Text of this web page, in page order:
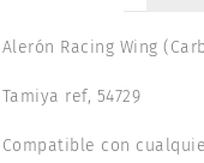
Alerón Racing Wing
Tamiya ref, 54729
Compatible con